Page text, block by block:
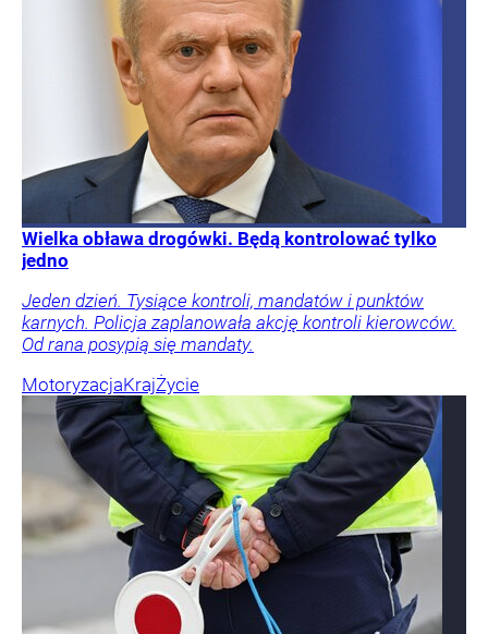
Wielka obława drogówki. Będą kontrolować tylko
jedno
Jeden dzień. Tysiące kontroli, mandatów i punktów
karnych. Policja zaplanowała akcję kontroli kierowców.
Od rana posypią się mandaty.
MotoryzacjaKrajŻycie